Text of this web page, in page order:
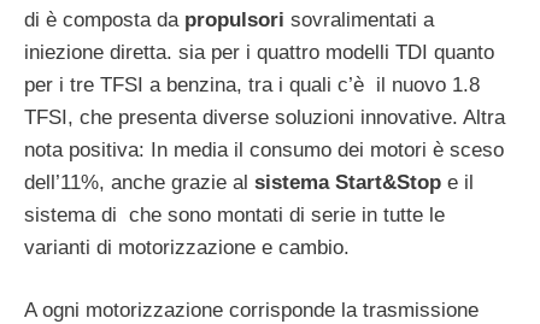
di è composta da propulsori sovralimentati a
iniezione diretta. sia per i quattro modelli TDI quanto
per i tre TFSI a benzina, tra i quali c’è il nuovo 1.8
TFSI, che presenta diverse soluzioni innovative. Altra
nota positiva: In media il consumo dei motori è sceso
dell’11%, anche grazie al sistema Start&Stop e il
sistema di che sono montati di serie in tutte le
varianti di motorizzazione e cambio.
A ogni motorizzazione corrisponde la trasmissione